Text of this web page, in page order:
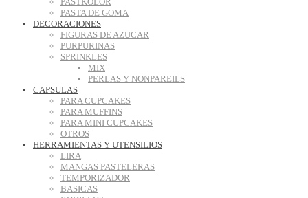
PASTA DE GOMA
DECORACIONES
FIGURAS DE AZUCAR
PURPURINAS
SPRINKLES
MIX
PERLAS Y NONPAREILS
CAPSULAS
PARA CUPCAKES
PARA MUFFINS
PARA MINI CUPCAKES
OTROS
HERRAMIENTAS Y UTENSILIOS
LIRA
MANGAS PASTELERAS
TEMPORIZADOR
BASICAS